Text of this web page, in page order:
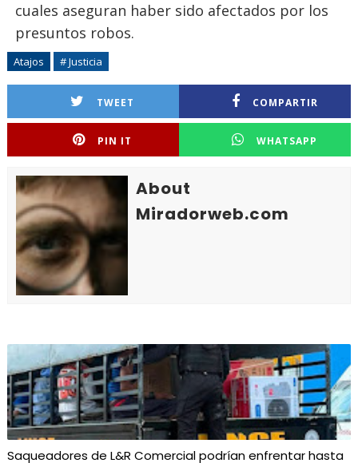
cuales aseguran haber sido afectados por los
presuntos robos.
Atajos # Justicia
TWEET COMPARTIR
PIN IT WHATSAPP
About
Miradorweb.com
Saqueadores de L&R Comercial podrían enfrentar hasta